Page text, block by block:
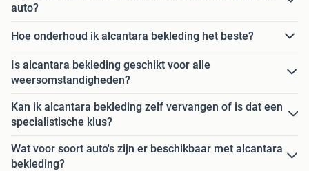
auto?
Hoe onderhoud ik alcantara bekleding het beste?
Is alcantara bekleding geschikt voor alle
weersomstandigheden?
Kan ik alcantara bekleding zelf vervangen of is dat een
specialistische klus?
Wat voor soort auto's zijn er beschikbaar met alcantara
bekleding?